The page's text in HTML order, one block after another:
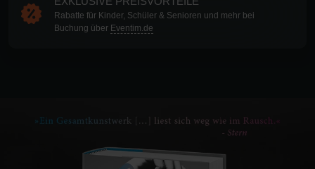
Rabatte für Kinder, Schüler & Senioren und mehr bei
Buchung über Eventim.de